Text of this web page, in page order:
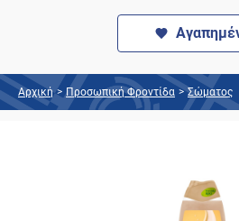
Αρχική > Προσωπική Φροντίδα > Σώματος